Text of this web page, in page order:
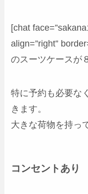
[chat
align=”right”
のスーツケースが
特に予約も必要な
きます。
大きな荷物を持っ
コンセントあり